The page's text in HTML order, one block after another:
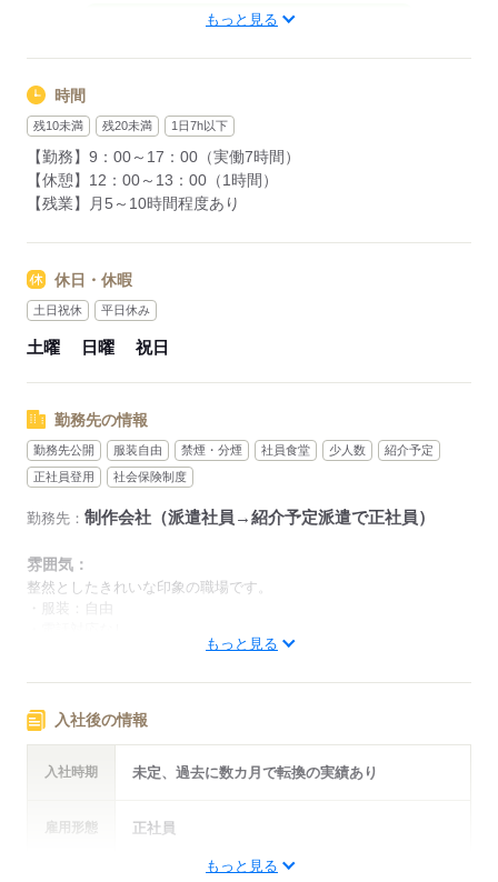
もっと見る
時間
残10未満 残20未満 1日7h以下
【勤務】9：00～17：00（実働7時間）
【休憩】12：00～13：00（1時間）
【残業】月5～10時間程度あり
休日・休暇
土日祝休 平日休み
土曜 日曜 祝日
勤務先の情報
勤務先公開 服装自由 禁煙・分煙 社員食堂 少人数
紹介予定
正社員登用
社会保険制度
勤務先： 制作会社（派遣社員→紹介予定派遣で正社員）
雰囲気：
整然としたきれいな印象の職場です。
・服装：自由
男女の割合
仕事の仕方
しずか
もっと見る
入社後の情報
入社時期 未定、過去に数カ月で転換の実績あり
雇用形態 正社員
もっと見る